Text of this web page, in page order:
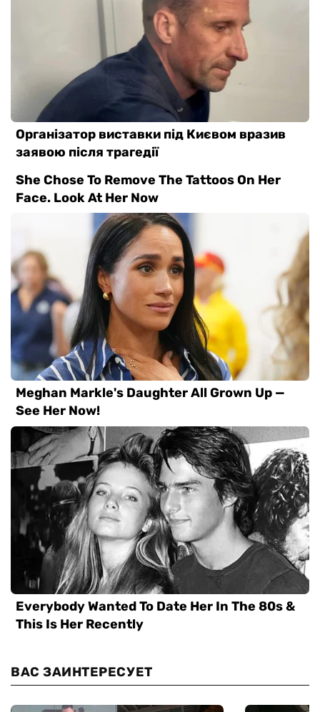
ВАС ЗАИНТЕРЕСУЕТ